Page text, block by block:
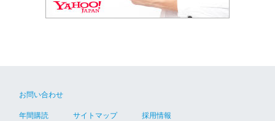
お問い合わせ
年間購読 サイトマップ 採用情報